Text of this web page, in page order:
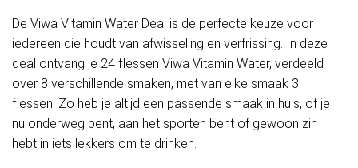
De Viwa Vitamin Water Deal is de perfecte keuze voor
iedereen die houdt van afwisseling en verfrissing. In deze
deal ontvang je 24 flessen Viwa Vitamin Water, verdeeld
over 8 verschillende smaken, met van elke smaak 3
flessen. Zo heb je altijd een passende smaak in huis, of je
nu onderweg bent, aan het sporten bent of gewoon zin
hebt in iets lekkers om te drinken.